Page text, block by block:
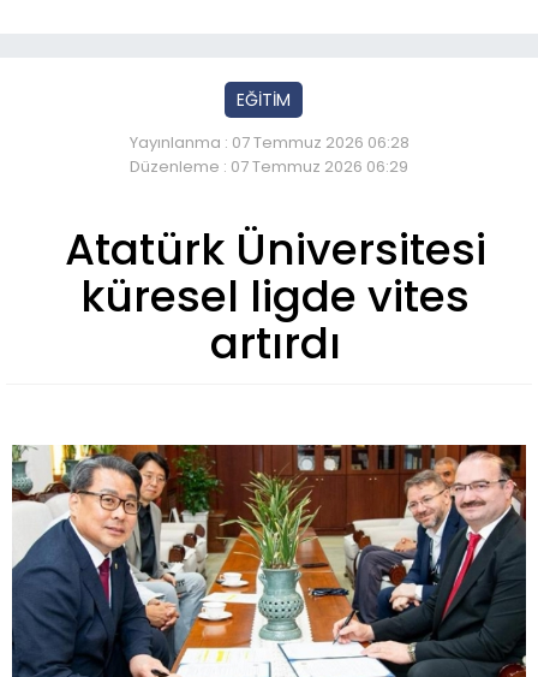
EĞİTİM
Yayınlanma : 07 Temmuz 2026 06:28
Düzenleme : 07 Temmuz 2026 06:29
Atatürk Üniversitesi
küresel ligde vites
artırdı